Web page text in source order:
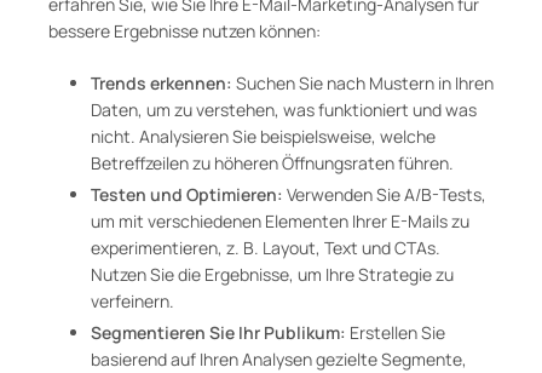
bessere Ergebnisse nutzen können:
Trends erkennen: Suchen Sie nach Mustern in Ihren
Daten, um zu verstehen, was funktioniert und was
nicht. Analysieren Sie beispielsweise, welche
Betreffzeilen zu höheren Öffnungsraten führen.
Testen und Optimieren: Verwenden Sie A/B-Tests,
um mit verschiedenen Elementen Ihrer E-Mails zu
experimentieren, z. B. Layout, Text und CTAs.
Nutzen Sie die Ergebnisse, um Ihre Strategie zu
verfeinern.
Segmentieren Sie Ihr Publikum: Erstellen Sie
basierend auf Ihren Analysen gezielte Segmente,